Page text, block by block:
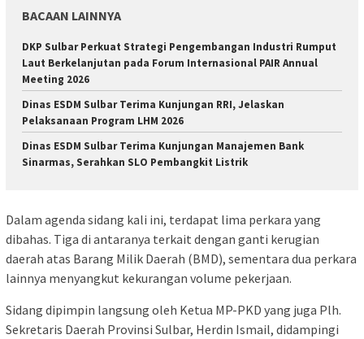
BACAAN LAINNYA
DKP Sulbar Perkuat Strategi Pengembangan Industri Rumput
Laut Berkelanjutan pada Forum Internasional PAIR Annual
Meeting 2026
Dinas ESDM Sulbar Terima Kunjungan RRI, Jelaskan
Pelaksanaan Program LHM 2026
Dinas ESDM Sulbar Terima Kunjungan Manajemen Bank
Sinarmas, Serahkan SLO Pembangkit Listrik
Dalam agenda sidang kali ini, terdapat lima perkara yang
dibahas. Tiga di antaranya terkait dengan ganti kerugian
daerah atas Barang Milik Daerah (BMD), sementara dua perkara
lainnya menyangkut kekurangan volume pekerjaan.
Sidang dipimpin langsung oleh Ketua MP-PKD yang juga Plh.
Sekretaris Daerah Provinsi Sulbar, Herdin Ismail, didampingi